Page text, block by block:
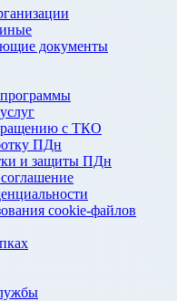
документы
с ТКО
ПДн
и защиты ПДн
cookie-файлов